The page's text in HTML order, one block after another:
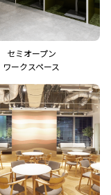
セミオープン
ワークスペース